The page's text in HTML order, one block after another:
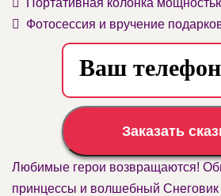
Портативная колонка
Фотосессия и вручение
Заказать
Любимые герои возвращаются!
принцессы и волшебный